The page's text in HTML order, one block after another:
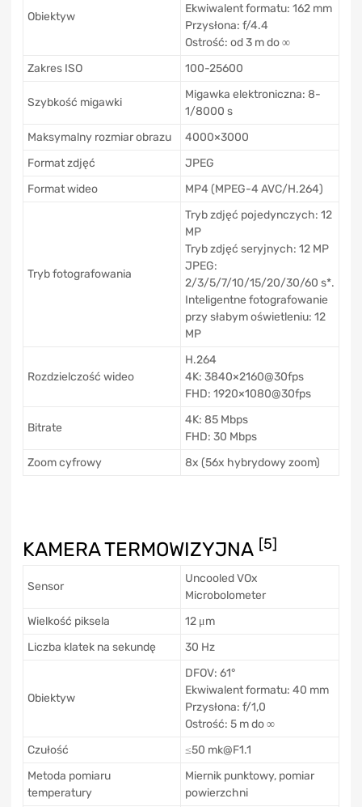
Obiektyw
Ekwiwalent formatu: 162 mm
Przysłona: f/4.4
Ostrość: od 3 m do ∞
Zakres ISO
100-25600
Szybkość migawki
Migawka elektroniczna: 8-
1/8000 s
Maksymalny rozmiar obrazu
4000×3000
Format zdjęć
JPEG
Format wideo
MP4 (MPEG-4 AVC/H.264)
Tryb fotografowania
Tryb zdjęć pojedynczych: 12
MP
Tryb zdjęć seryjnych: 12 MP
JPEG:
2/3/5/7/10/15/20/30/60 s*.
Inteligentne fotografowanie
przy słabym oświetleniu: 12
MP
Rozdzielczość wideo
H.264
4K: 3840×2160@30fps
FHD: 1920×1080@30fps
Bitrate
4K: 85 Mbps
FHD: 30 Mbps
Zoom cyfrowy
8x (56x hybrydowy zoom)
KAMERA TERMOWIZYJNA [5]
Sensor
Uncooled VOx
Microbolometer
Wielkość piksela
12 μm
Liczba klatek na sekundę
30 Hz
Obiektyw
DFOV: 61°
Ekwiwalent formatu: 40 mm
Przysłona: f/1,0
Ostrość: 5 m do ∞
Czułość
≤50 mk@F1.1
Metoda pomiaru
temperatury
Miernik punktowy, pomiar
powierzchni